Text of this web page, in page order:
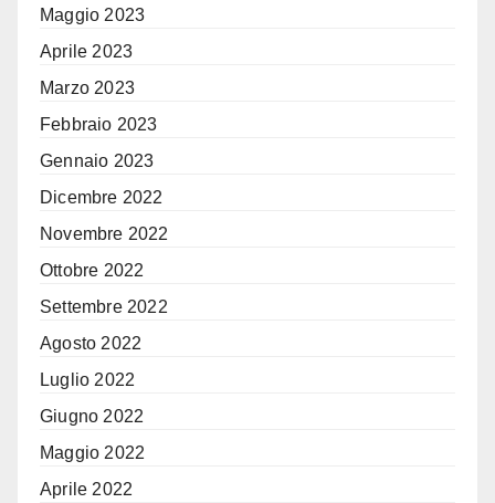
Maggio 2023
Aprile 2023
Marzo 2023
Febbraio 2023
Gennaio 2023
Dicembre 2022
Novembre 2022
Ottobre 2022
Settembre 2022
Agosto 2022
Luglio 2022
Giugno 2022
Maggio 2022
Aprile 2022